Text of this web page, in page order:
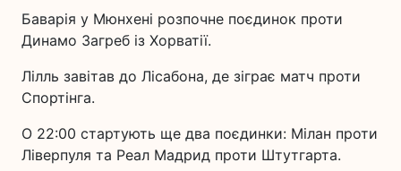
Баварія у Мюнхені розпочне поєдинок проти
Динамо Загреб із Хорватії.
Лілль завітав до Лісабона, де зіграє матч проти
Спортінга.
О 22:00 стартують ще два поєдинки: Мілан проти
Ліверпуля та Реал Мадрид проти Штутгарта.